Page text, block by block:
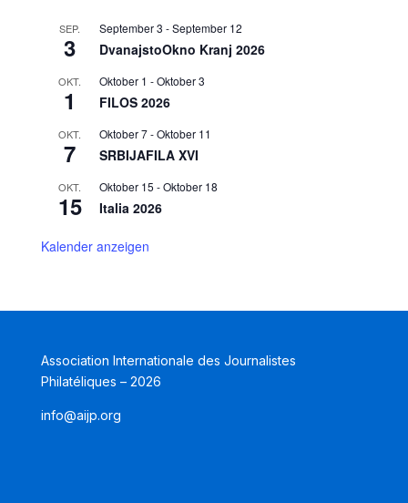
SEP.
3
September 3 -September 12
DvanajstoOkno Kranj 2026
OKT.
1
Oktober 1 -Oktober 3
FILOS 2026
OKT.
7
Oktober 7-Oktober 11
SRBIJAFILA XVI
OKT.
15
Oktober 15 -Oktober 18
Italia 2026
Kalender anzeigen
Association Internationale des Journalistes
Philatéliques – 2026
info@aijp.org